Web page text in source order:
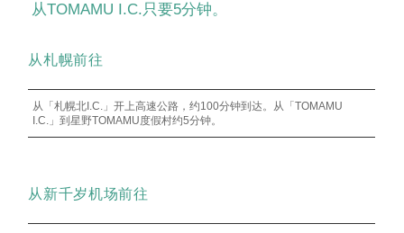
从TOMAMU I.C.只要5分钟。
从札幌前往
从「札幌北I.C.」开上高速公路，约100分钟到达。从「TOMAMU
I.C.」到星野TOMAMU度假村约5分钟。
从新千岁机场前往